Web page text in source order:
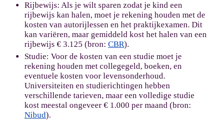
Rijbewijs: Als je wilt sparen zodat je kind een
rijbewijs kan halen, moet je rekening houden met de
kosten van autorijlessen en het praktijkexamen. Dit
kan variëren, maar gemiddeld kost het halen van een
rijbewijs € 3.125 (bron: CBR).
Studie: Voor de kosten van een studie moet je
rekening houden met collegegeld, boeken, en
eventuele kosten voor levensonderhoud.
Universiteiten en studierichtingen hebben
verschillende tarieven, maar een volledige studie
kost meestal ongeveer € 1.000 per maand (bron:
Nibud).